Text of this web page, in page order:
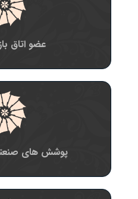
عضو اتاق
پوشش های